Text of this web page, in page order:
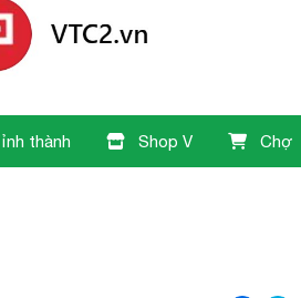
thành Shop V Chợ